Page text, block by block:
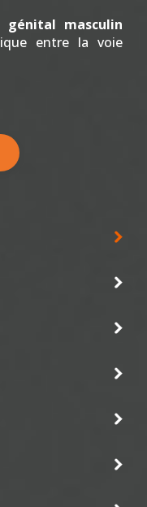
masculin
entre la voie